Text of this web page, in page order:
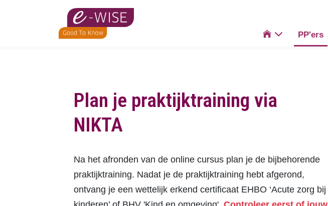
 PP'ers
Plan je praktijktraining via
NIKTA
Na het afronden van de online cursus plan je de bijbehorende
praktijktraining. Nadat je de praktijktraining hebt afgerond,
ontvang je een wettelijk erkend certificaat EHBO ‘Acute zorg bij